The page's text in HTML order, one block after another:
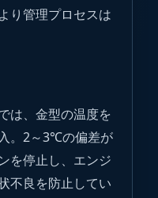
り管理プロセスは
は、金型の温度を
。2～3℃の偏差が
を停止し、エンジ
不良を防止してい